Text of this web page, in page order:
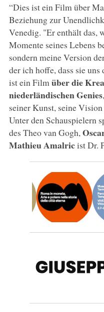
“Dies ist ein Film über
Beziehung zur
Venedig. "Er enthält das,
Momente seines Lebens
sondern meine Version
der ich hoffe, dass sie
ist ein Film über die
niederländischen Genies
seiner Kunst, seine
Unter den Schauspielern
des Theo van Gogh,
Mathieu Amalricist Dr.